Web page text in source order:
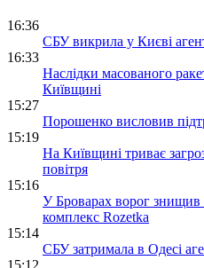
16:36
СБУ викрила у Києві
16:33
Наслідки масованого
Київщині
15:27
Порошенко висловив
15:19
На Київщині триває
повітря
15:16
У Броварах ворог знищив
комплекс Rozetka
15:14
СБУ затримала в Одесі
15:12